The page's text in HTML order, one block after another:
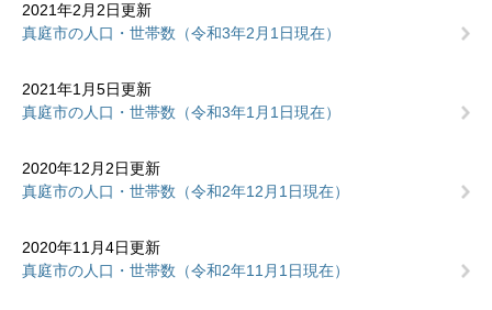
2021年2月2日更新
真庭市の人口・世帯数（令和3年2月1日現在）
2021年1月5日更新
真庭市の人口・世帯数（令和3年1月1日現在）
2020年12月2日更新
真庭市の人口・世帯数（令和2年12月1日現在）
2020年11月4日更新
真庭市の人口・世帯数（令和2年11月1日現在）